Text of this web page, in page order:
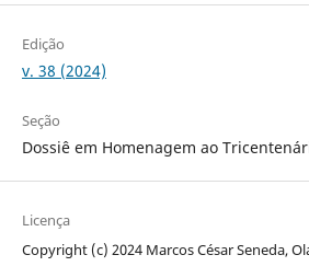
Edição
v. 38 (2024)
Seção
Dossiê em Homenagem ao
Licença
Copyright (c) 2024 Marcos César Seneda,